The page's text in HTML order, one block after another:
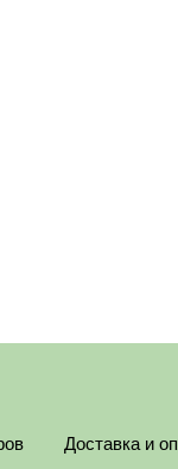
Доставка и